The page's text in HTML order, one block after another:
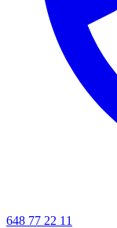
648 77 22 11